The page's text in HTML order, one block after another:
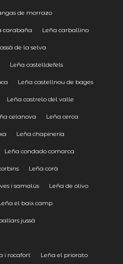
de morrazo
carabaña Leña carballino
de la selva
Leña castelldefels
Leña castellnou de bages
Leña castrelo del valle
celanova Leña cerca
Leña chapinería
Leña condado comarca
Leña corà
i samalús Leña de olivo
el baix camp
jussà
i rocafort Leña el priorato